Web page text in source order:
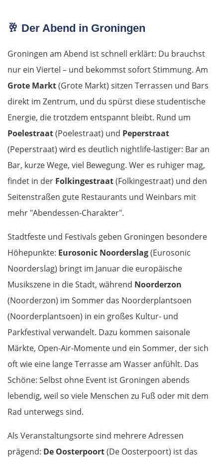
🥂 Der Abend in Groningen
Groningen am Abend ist schnell erklärt: Du brauchst
nur ein Viertel – und bekommst sofort Stimmung. Am
Grote Markt(Grote Markt) sitzen Terrassen und Bars
direkt im Zentrum, und du spürst diese studentische
Energie, die trotzdem entspannt bleibt. Rund um
Poelestraat(Poelestraat) und Peperstraat
(Peperstraat) wird es deutlich nightlife-lastiger: Bar an
Bar, kurze Wege, viel Bewegung. Wer es ruhiger mag,
findet in der Folkingestraat(Folkingestraat) und den
Seitenstraßen gute Restaurants und Weinbars mit
mehr "Abendessen-Charakter".
Stadtfeste und Festivals geben Groningen besondere
Höhepunkte: Eurosonic Noorderslag(Eurosonic
Noorderslag) bringt im Januar die europäische
Musikszene in die Stadt, während Noorderzon
(Noorderzon) im Sommer das Noorderplantsoen
(Noorderplantsoen) in ein großes Kultur- und
Parkfestival verwandelt. Dazu kommen saisonale
Märkte, Open-Air-Momente und ein Sommer, der sich
oft wie eine lange Terrasse am Wasser anfühlt. Das
Schöne: Selbst ohne Event ist Groningen abends
lebendig, weil so viele Menschen zu Fuß oder mit dem
Rad unterwegs sind.
Als Veranstaltungsorte sind mehrere Adressen
prägend: De Oosterpoort(De Oosterpoort) ist das
Pesaro
Ancona
Termoli
Vieste
Salerno
Pompeji
Neapel
Gaeta
Rom
Terni
Perugia